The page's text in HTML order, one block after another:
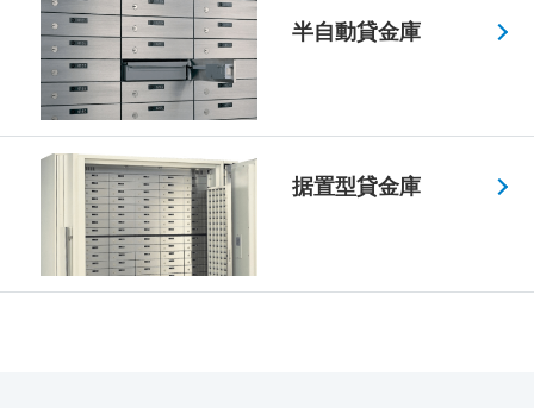
半自動貸金庫
据置型貸金庫